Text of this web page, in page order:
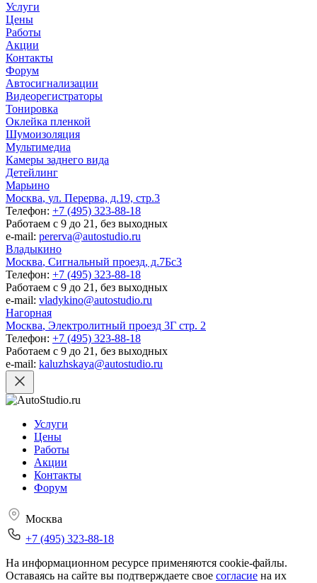
Услуги
Цены
Работы
Акции
Контакты
Форум
Автосигнализации
Видеорегистраторы
Тонировка
Оклейка пленкой
Шумоизоляция
Мультимедиа
Камеры заднего вида
Детейлинг
Марьино
Москва, ул. Перерва, д.19, стр.3
Телефон: +7 (495) 323-88-18
Работаем с 9 до 21, без выходных
e-mail: pererva@autostudio.ru
Владыкино
Москва, Сигнальный проезд, д.7Бс3
Телефон: +7 (495) 323-88-18
Работаем с 9 до 21, без выходных
e-mail: vladykino@autostudio.ru
Нагорная
Москва, Электролитный проезд 3Г стр. 2
Телефон: +7 (495) 323-88-18
Работаем с 9 до 21, без выходных
e-mail: kaluzhskaya@autostudio.ru
Услуги
Цены
Работы
Акции
Контакты
Форум
Москва
+7 (495) 323-88-18
На информационном ресурсе применяются cookie-файлы.
Оставаясь на сайте вы подтверждаете свое согласие на их